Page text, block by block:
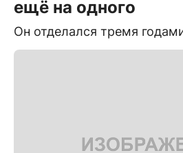
ещё на одного
Он отделался тремя